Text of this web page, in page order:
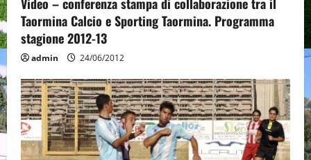
n
Taormina Calcio e Sporting Taormina. Programma
stagione 2012-13
admin 24/06/2012